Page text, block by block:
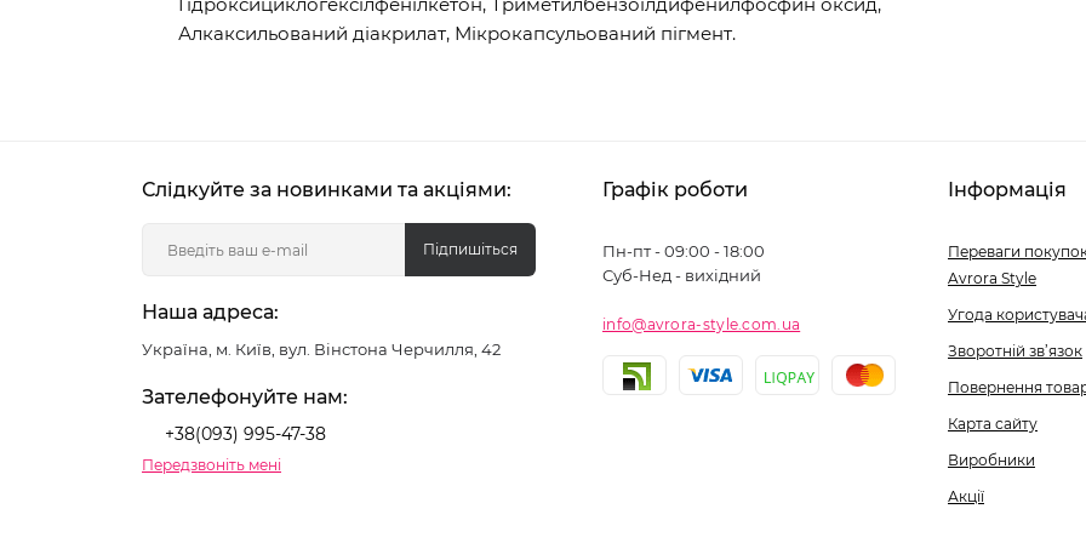
Алкаксильований діакрилат, Мікрокапсульований пігмент.
Слідкуйте за новинками та акціями:
Підпишіться
Наша адреса:
Україна, м. Київ, вул. Вінстона Черчилля, 42
Зателефонуйте нам:
+38(093) 995-47-38
Передзвоніть мені
Графік роботи
Пн-пт - 09:00 - 18:00
Суб-Нед - вихідний
info@avrora-style.com.ua
Інформація
Переваги
Avrora Style
Угода
Зворотній зв’язок
Повернення
Карта сайту
Виробники
Акції